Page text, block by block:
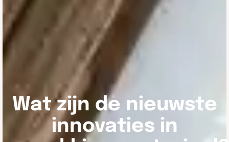
Wat zijn de nieuwste
innovaties in